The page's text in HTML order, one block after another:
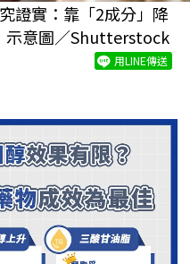
證實：靠「2成分」降
示意圖／Shutterstock
用LINE傳送